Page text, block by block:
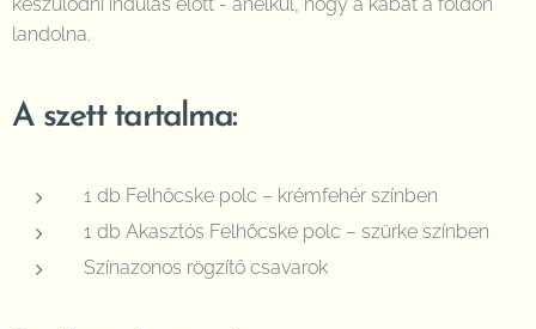
landolna.
A szett tartalma:
1 db Felhőcske polc – krémfehér színben
1 db Akasztós Felhőcske polc – szürke színben
Színazonos rögzítő csavarok